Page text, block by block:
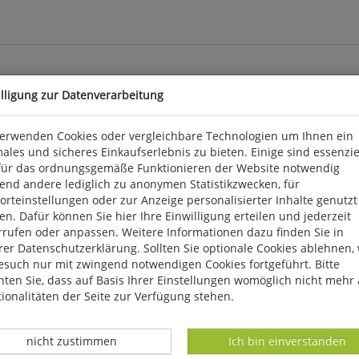
Kinder
möglichst breites Bewegungsspektrum. Eine zu frühe
für das tägliche Bewegungsangebot in
grundlegenden motorischen Fertigkeiten ist riesig und
wie Kraft, Ausdauer, Schnelligkeit und Beweglichkeit.
immer wieder modifiziert und angepasst worden. 2009, 144
kontakt@limpert.de
zur Datenverarbeitung
Cookies oder vergleichbare Technologien um Ihnen ein
und sicheres Einkaufserlebnis zu bieten. Einige sind
das ordnungsgemäße Funktionieren der Website notwendig
andere lediglich zu anonymen Statistikzwecken, für
oder zur Anzeige personalisierter Inhalte genutzt
Dafür können Sie hier Ihre Einwilligung erteilen und jederzeit
oder anpassen. Weitere Informationen dazu finden Sie in
Datenschutzerklärung. Sollten Sie optionale Cookies ablehnen,
nur mit zwingend notwendigen Cookies fortgeführt. Bitte
Sie, dass auf Basis Ihrer Einstellungen womöglich nicht mehr
der Seite zur Verfügung stehen.
Datenverarbeitung -
Ich bin einverstanden
Datenverarbeitung -
nicht zustimmen